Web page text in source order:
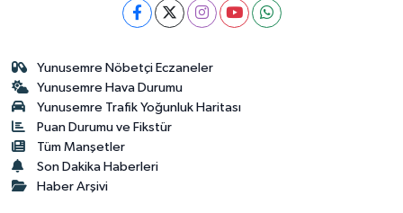
Yunusemre Nöbetçi Eczaneler
Yunusemre Hava Durumu
Yunusemre Trafik Yoğunluk Haritası
Puan Durumu ve Fikstür
Tüm Manşetler
Son Dakika Haberleri
Haber Arşivi